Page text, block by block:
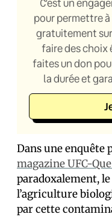
pour permettre
gratuitement
faire des choix
faites un don
la durée et
Dans une enquête
magazine UFC-
paradoxalement,
l’agriculture
par cette